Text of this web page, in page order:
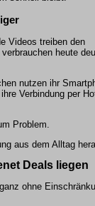
Videos treiben den
heute
nutzen ihr
Verbindung per
Problem.
aus dem Alltag
Deals liegen
ohne